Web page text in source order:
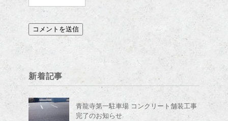
新着記事
青龍寺第一駐車場 コンクリート舗装工事
完了のお知らせ